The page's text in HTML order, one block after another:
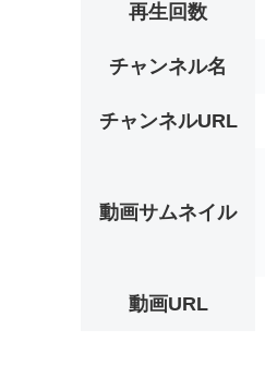
再生回数
チャンネル名
チャンネルURL
動画サムネイル
動画URL